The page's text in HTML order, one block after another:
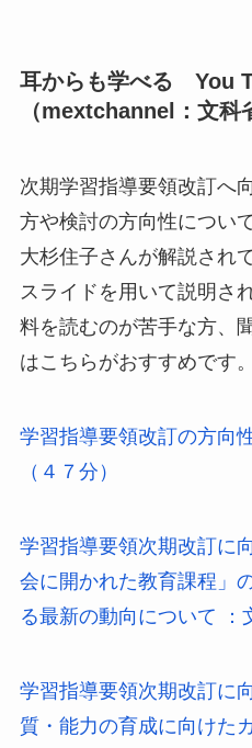
耳からも学べる You
（mextchannel：文科
次期学習指導要領改訂へ
方や検討の方向性につい
大杉住子さんが解説され
スライドを用いて説明さ
料を読むのが苦手な方、
はこちらがおすすめです。
学習指導要領改訂の方向
（４７分）
学習指導要領次期改訂
会に開かれた教育課程」
る最新の動向について ：
学習指導要領次期改訂に
質・能力の育成に向けた